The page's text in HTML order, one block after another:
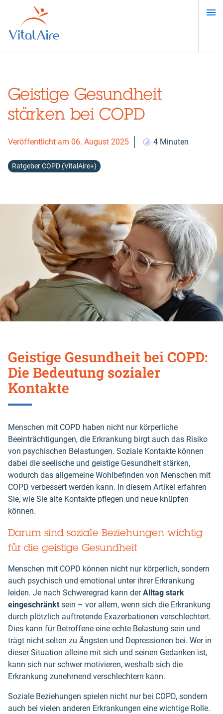
Inhalt
Geistige Gesundheit
stärken bei COPD
Veröffentlicht am 06. August 2025 4 Minuten
Ratgeber COPD (VitalAire+)
Geistige Gesundheit bei COPD:
Die Bedeutung sozialer
Kontakte
Menschen mit COPD haben nicht nur körperliche
Beeinträchtigungen, die Erkrankung birgt auch das Risiko
von psychischen Belastungen. Soziale Kontakte können
dabei die seelische und geistige Gesundheit stärken,
wodurch das allgemeine Wohlbefinden von Menschen mit
COPD verbessert werden kann. In diesem Artikel erfahren
Sie, wie Sie alte Kontakte pflegen und neue knüpfen
können.
Darum sind soziale Beziehungen wichtig
für die geistige Gesundheit
Menschen mit COPD können nicht nur körperlich, sondern
auch psychisch und emotional unter ihrer Erkrankung
leiden. Je nach Schweregrad kann derAlltag stark
eingeschränkt sein – vor allem, wenn sich die Erkrankung
durch plötzlich auftretende Exazerbationen verschlechtert.
Dies kann für Betroffene eine echte Belastung sein und
trägt nicht selten zu Ängsten und Depressionen bei. Wer in
dieser Situation alleine mit sich und seinen Gedanken ist,
kann sich nur schwer motivieren, weshalb sich die
Erkrankung zunehmend verschlechtern kann.
Soziale Beziehungen spielen nicht nur bei COPD, sondern
auch bei vielen anderen Erkrankungen eine wichtige Rolle.